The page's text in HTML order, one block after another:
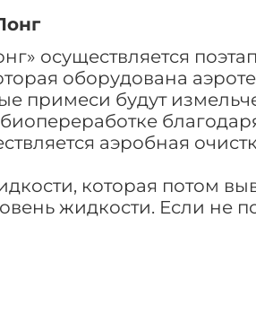
осуществляется
оборудована
примеси будут
аэробная
которая потом
жидкости. Если не